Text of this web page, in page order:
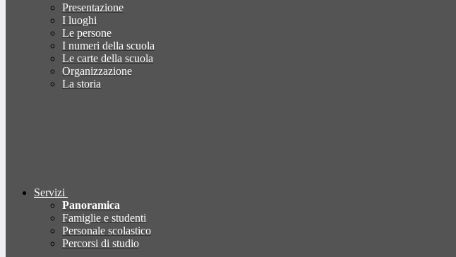
Presentazione
I luoghi
Le persone
I numeri della scuola
Le carte della scuola
Organizzazione
La storia
Servizi
Panoramica
Famiglie e studenti
Personale scolastico
Percorsi di studio